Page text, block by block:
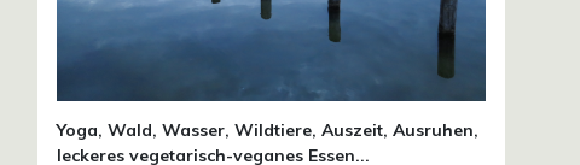
Yoga, Wald, Wasser, Wildtiere, Auszeit, Ausruhen,
leckeres vegetarisch-veganes Essen...